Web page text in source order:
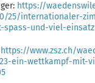
https://
25/internationaler-
spass-und-viel-
https://www.zsz.ch/
ein-wettkampf-mit-